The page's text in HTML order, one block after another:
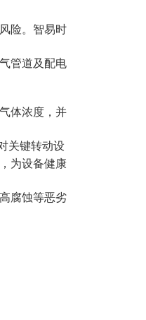
险。智易时
管道及配电
体浓度，并
关键转动设
为设备健康
腐蚀等恶劣